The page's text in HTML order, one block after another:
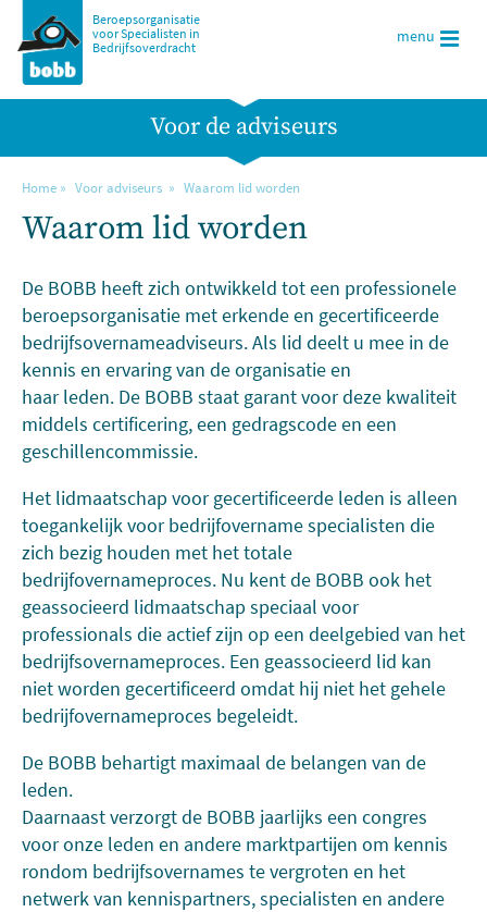
Beroepsorganisatie
voor Specialisten in
Bedrijfsoverdracht
menu
Voor de adviseurs
Home Voor adviseurs Waarom lid worden
Waarom lid worden
De BOBB heeft zich ontwikkeld tot een professionele
beroepsorganisatie met erkende en gecertificeerde
bedrijfsovernameadviseurs. Als lid deelt u mee in de
kennis en ervaring van de organisatie en
haar leden. De BOBB staat garant voor deze kwaliteit
middels certificering, een gedragscode en een
geschillencommissie.
Het lidmaatschap voor gecertificeerde leden is alleen
toegankelijk voor bedrijfovername specialisten die
zich bezig houden met het totale
bedrijfovernameproces. Nu kent de BOBB ook het
geassocieerd lidmaatschap speciaal voor
professionals die actief zijn op een deelgebied van het
bedrijfsovernameproces. Een geassocieerd lid kan
niet worden gecertificeerd omdat hij niet het gehele
bedrijfovernameproces begeleidt.
De BOBB behartigt maximaal de belangen van de
leden.
Daarnaast verzorgt de BOBB jaarlijks een congres
voor onze leden en andere marktpartijen om kennis
rondom bedrijfsovernames te vergroten en het
netwerk van kennispartners, specialisten en andere